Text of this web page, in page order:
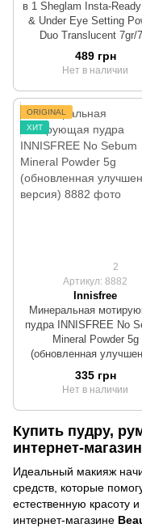
в 1 Sheglam Insta-
& Under Eye Setting
Duo Translucent 7gr/
489 грн
Нет в наличии
ORIGINAL
ХИТ
2
Артикул: 8882
Innisfree
Минеральная
пудра INNISFREE No
Mineral Powder 5g
(обновленная
версия)
335 грн
Нет в наличии
Купить пудру,
интернет-
Идеальный макияж
средств, которые
естественную красоту
интернет-магазине